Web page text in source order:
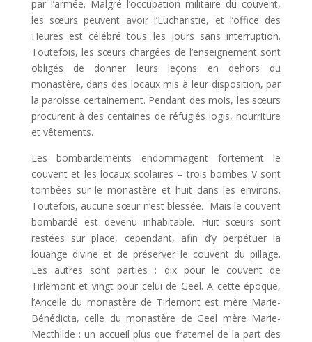
par l’armée. Malgré l’occupation militaire du couvent,
les sœurs peuvent avoir l’Eucharistie, et l’office des
Heures est célébré tous les jours sans interruption.
Toutefois, les sœurs chargées de l’enseignement sont
obligés de donner leurs leçons en dehors du
monastère, dans des locaux mis à leur disposition, par
la paroisse certainement. Pendant des mois, les sœurs
procurent à des centaines de réfugiés logis, nourriture
et vêtements.
Les bombardements endommagent fortement le
couvent et les locaux scolaires – trois bombes V sont
tombées sur le monastère et huit dans les environs.
Toutefois, aucune sœur n’est blessée. Mais le couvent
bombardé est devenu inhabitable. Huit sœurs sont
restées sur place, cependant, afin d’y perpétuer la
louange divine et de préserver le couvent du pillage.
Les autres sont parties : dix pour le couvent de
Tirlemont et vingt pour celui de Geel. A cette époque,
l’Ancelle du monastère de Tirlemont est mère Marie-
Bénédicta, celle du monastère de Geel mère Marie-
Mecthilde : un accueil plus que fraternel de la part des